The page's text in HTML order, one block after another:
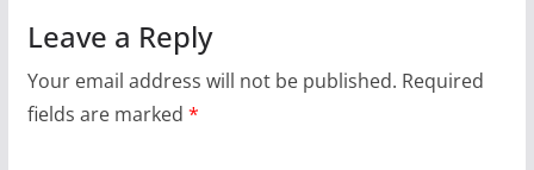
Leave a Reply
Your email address will not be published. Required
fields are marked *